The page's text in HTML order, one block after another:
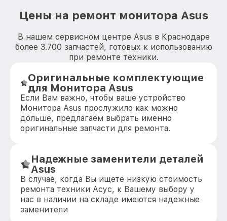
Цены на ремонт монитора Asus
В нашем сервисном центре Asus в Краснодаре
более 3.700 запчастей, готовых к использованию
при ремонте техники.
Оригинальные комплектующие
для Монитора Asus
Если Вам важно, чтобы ваше устройство
Монитора Asus прослужило как можно
дольше, предлагаем выбрать именно
оригинальные запчасти для ремонта.
Надежные заменители деталей
Asus
В случае, когда Вы ищете низкую стоимость
ремонта техники Асус, к Вашему выбору у
нас в наличии на складе имеются надежные
заменители